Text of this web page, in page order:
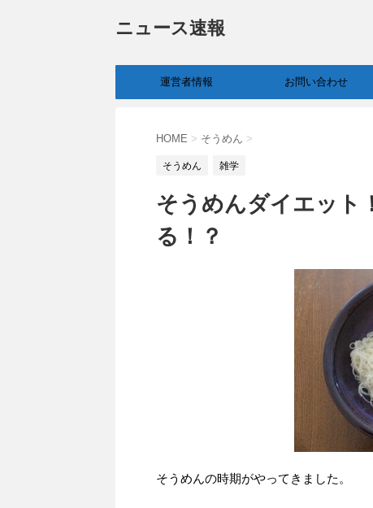
ニュース速報
運営者情報 お問い合わせ
HOME > そうめん >
そうめん 雑学
そうめんダイエット
る！？
そうめんの時期がやってきました。